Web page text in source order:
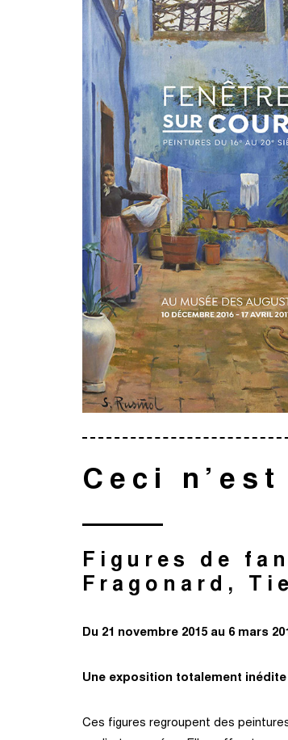
Ceci
Figures de
Fragonard,
Du 21 novembre 2015 au 6 mars
Une exposition totalement inédite
Ces figures regroupent des